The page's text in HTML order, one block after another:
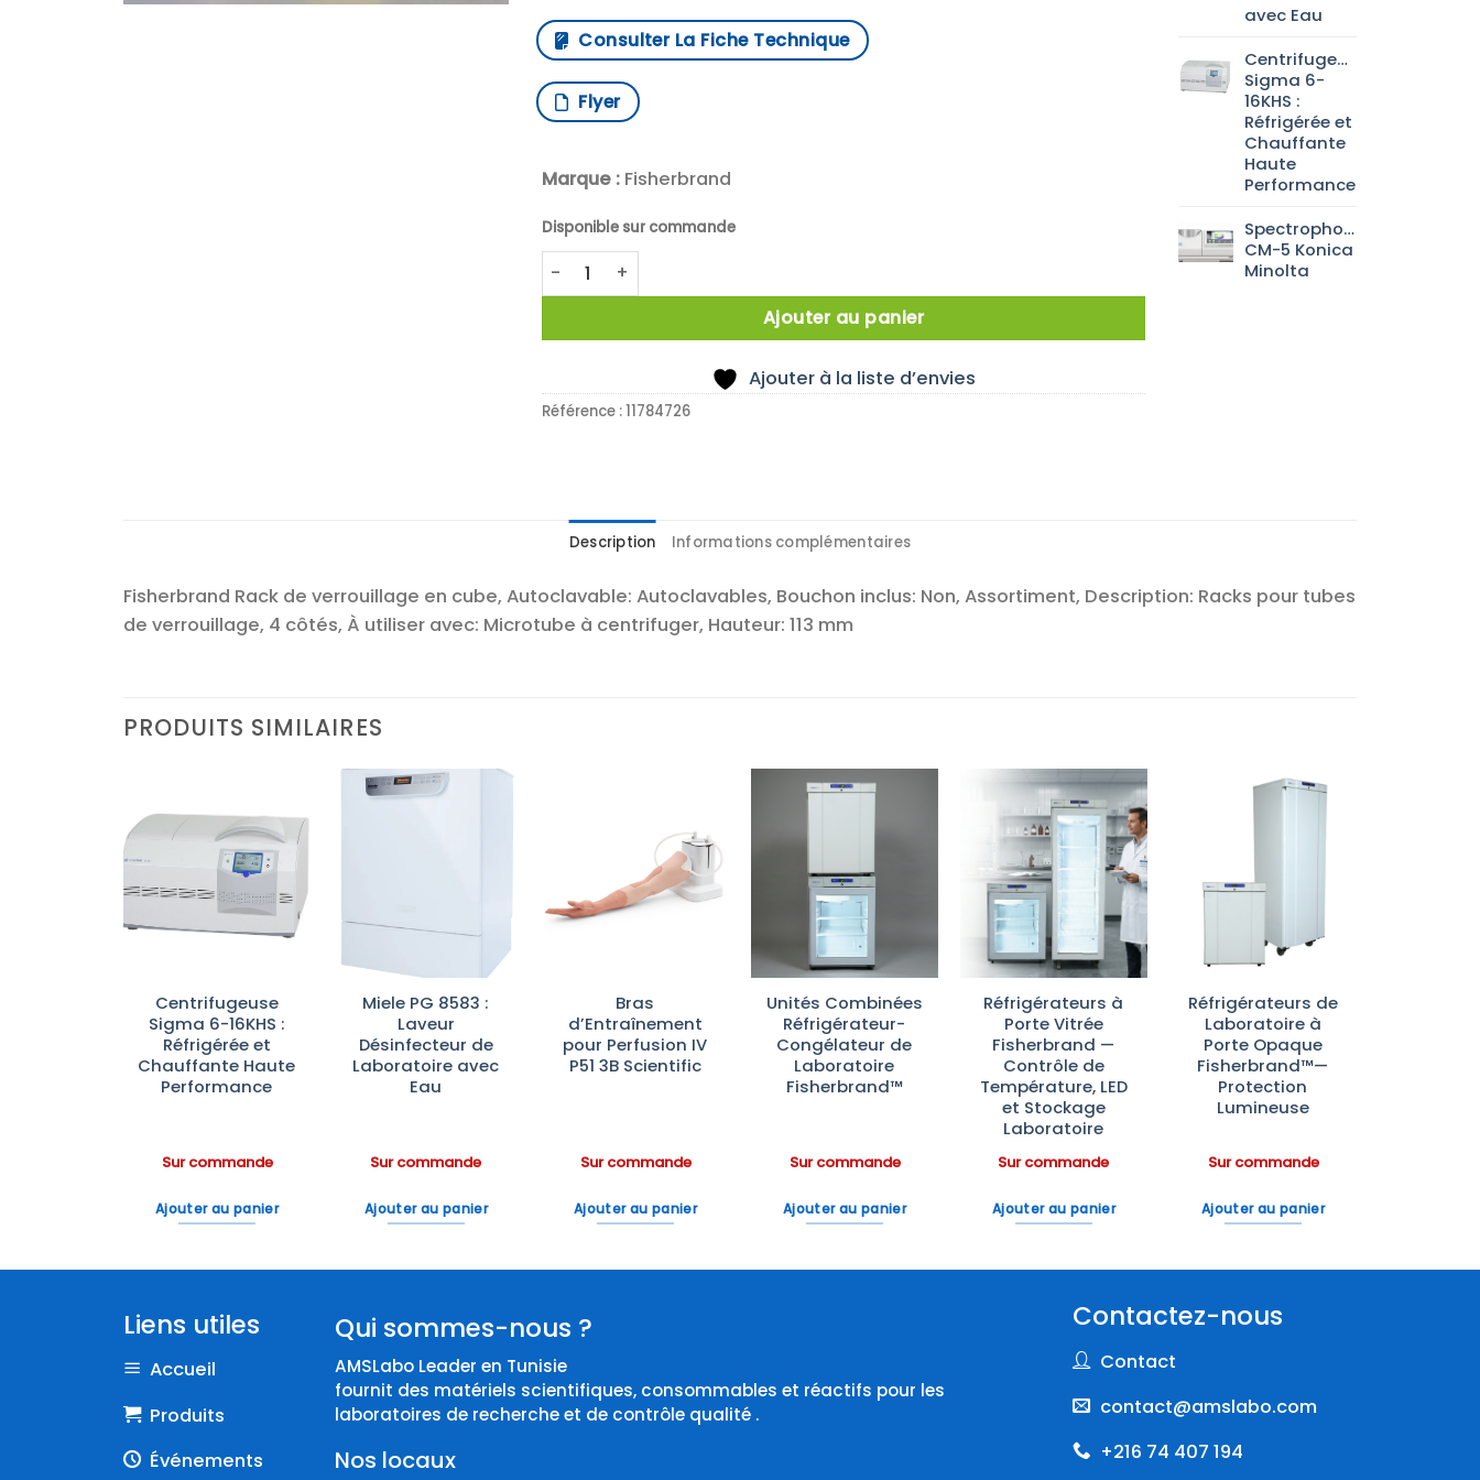
Consulter La Fiche Technique
Flyer
Marque :Fisherbrand
Disponible sur commande
quantité de X5 PORTOIR COULEUR CARRE 4 FACES
Ajouter au panier
Ajouter à la liste d’envies
Référence :11784726
avec Eau
Centrifugeuse
Sigma 6-
16KHS :
Réfrigérée et
Chauffante
Haute
Performance
Spectrophotomètre
CM-5 Konica
Minolta
Description Informations complémentaires
Fisherbrand Rack de verrouillage en cube, Autoclavable: Autoclavables, Bouchon inclus: Non, Assortiment, Description: Racks pour tubes
de verrouillage, 4 côtés, À utiliser avec: Microtube à centrifuger, Hauteur: 113 mm
PRODUITS SIMILAIRES
Ajouter
d’envies
Centrifugeuse
Sigma 6-16KHS :
Réfrigérée et
Chauffante Haute
Performance
Sur commande
Ajouter au panier
Miele PG 8583 :
Laveur
Désinfecteur de
Laboratoire avec
Eau
Sur commande
Ajouter au panier
Ajouter
à la liste
d’envies
Bras
d’Entraînement
pour Perfusion IV
P51 3B Scientific
Sur commande
Ajouter au panier
Ajouter
à la liste
Unités Combinées
Réfrigérateur-
Congélateur de
Laboratoire
Fisherbrand™
Sur commande
Ajouter au panier
Ajouter
à la liste
d’envies
Réfrigérateurs à
Porte Vitrée
Fisherbrand —
Contrôle de
Température, LED
et Stockage
Laboratoire
Sur commande
Ajouter au panier
Réfrigérateurs de
Laboratoire à
Porte Opaque
Fisherbrand™—
Protection
Lumineuse
Sur commande
Ajouter au panier
Liens utiles
Accueil
Produits
Événements
Qui sommes-nous ?
AMSLabo Leader en Tunisie
fournit des matériels scientifiques, consommables et réactifs pour les
laboratoires de recherche et de contrôle qualité .
Nos locaux
Contactez-nous
Contact
contact@amslabo.com
+216 74 407 194